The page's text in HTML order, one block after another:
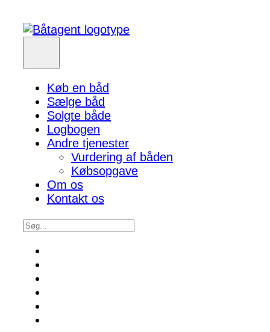
Køb en båd
Sælge båd
Solgte både
Logbogen
Andre tjenester
Vurdering af båden
Købsopgave
Om os
Kontakt os